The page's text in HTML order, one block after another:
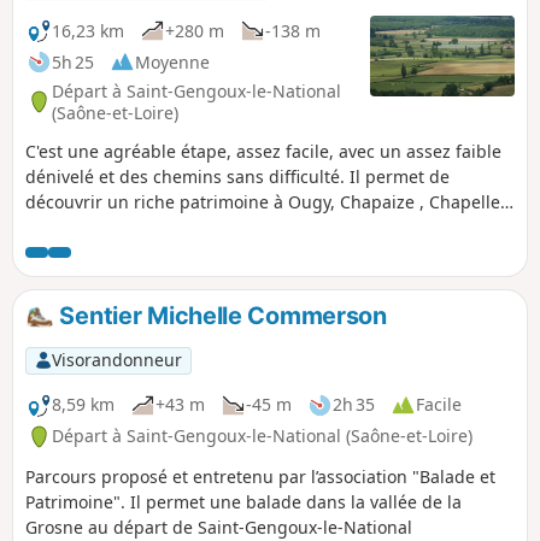
16,23 km
+280 m
-138 m
5h 25
Moyenne
Départ à Saint-Gengoux-le-National
(Saône-et-Loire)
C'est une agréable étape, assez facile, avec un assez faible
dénivelé et des chemins sans difficulté. Il permet de
découvrir un riche patrimoine à Ougy, Chapaize , Chapelle-
remarquable chapelle. Il s'agit d'une étape de la Via
Burgundia qui traverse toute la Bourgogne depuis
Montereau-Fault-Yonne jusqu'à Mâcon.
Sentier Michelle Commerson
Visorandonneur
8,59 km
+43 m -45 m 2h 35
Facile
Départ à Saint-Gengoux-le-National (Saône-et-Loire)
Parcours proposé et entretenu par l’association "Balade et
Patrimoine". Il permet une balade dans la vallée de la
Grosne au départ de Saint-Gengoux-le-National